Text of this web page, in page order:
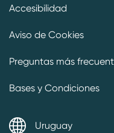
Preferencias de cookies
Accesibilidad
Aviso de Cookies
Preguntas más